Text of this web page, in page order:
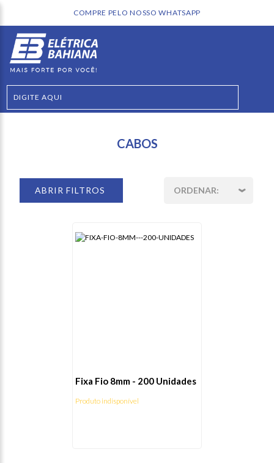
COMPRE PELO NOSSO WHATSAPP
CABOS
ABRIR FILTROS
Fixa Fio 8mm - 200 Unidades
Produto indisponível